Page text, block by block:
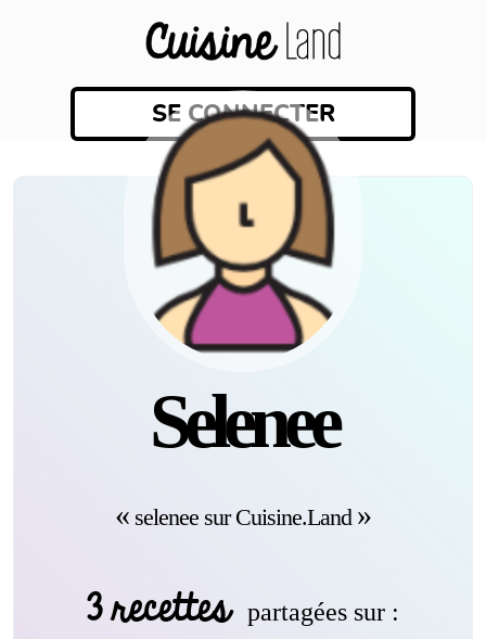
SE CONNECTER
selenee
selenee sur Cuisine.Land
3 recettes partagées sur :